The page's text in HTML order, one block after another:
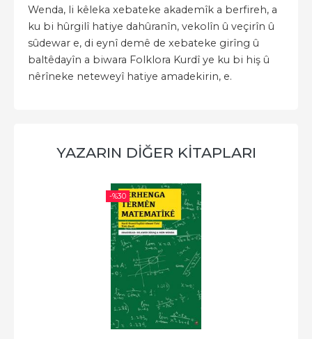
Wenda, li kêleka xebateke akademîk a berfireh, a
ku bi hûrgilî hatiye dahûranîn, vekolîn û veçirîn û
sûdewar e, di eynî demê de xebateke girîng û
baltêdayîn a biwara Folklora Kurdî ye ku bi hiş û
nêrîneke neteweyî hatiye amadekirin, e.
YAZARIN DİĞER KİTAPLARI
-%30